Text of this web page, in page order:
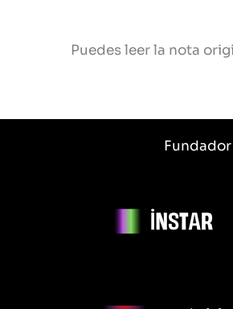
Puedes leer la nota
Fundador